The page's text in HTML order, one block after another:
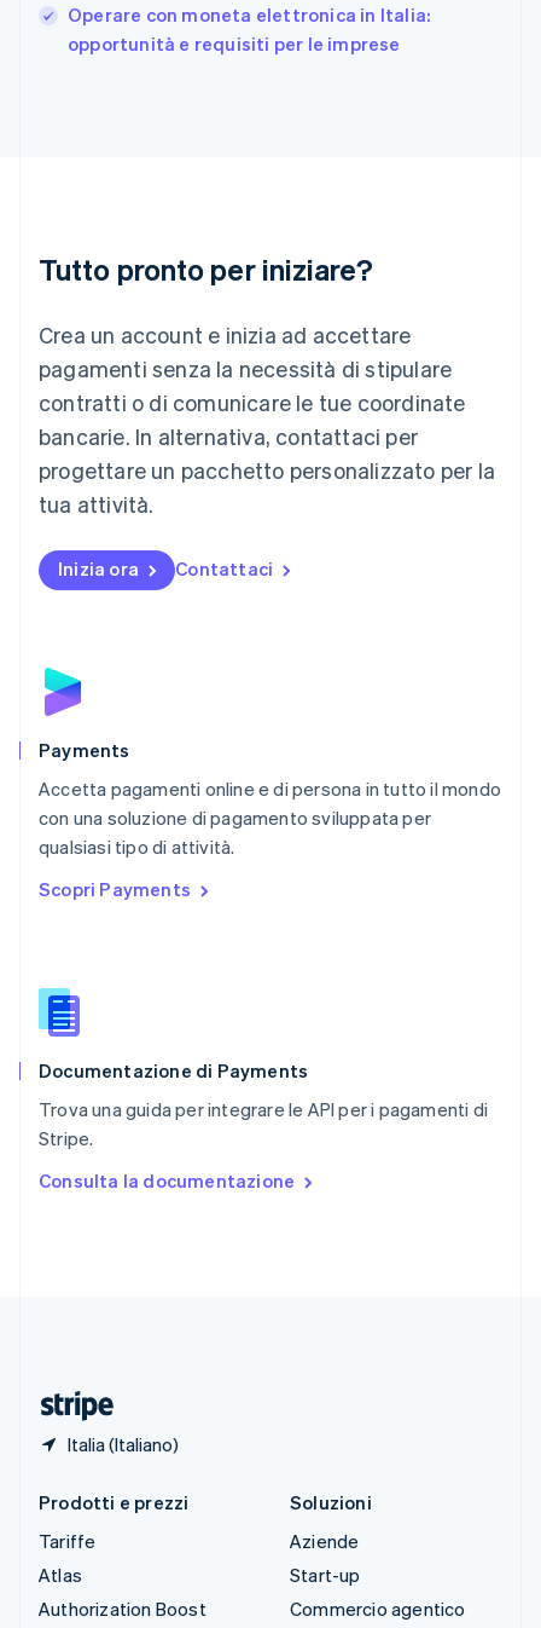
Operare con moneta elettronica in Italia:
opportunità e requisiti per le imprese
Tutto pronto per iniziare?
Crea un account e inizia ad accettare
pagamenti senza la necessità di stipulare
contratti o di comunicare le tue coordinate
bancarie. In alternativa, contattaci per
progettare un pacchetto personalizzato per la
tua attività.
Inizia ora Contattaci
Payments
Accetta pagamenti online e di persona in tutto il mondo
con una soluzione di pagamento sviluppata per
qualsiasi tipo di attività.
Scopri Payments
Documentazione di Payments
Trova una guida per integrare le API per i pagamenti di
Stripe.
Consulta la documentazione
Italia (Italiano)
English
India
English
Lituania
Lussemburgo
Deutsch English
Malaysia
English 简体中文
Malta
Messico
EspañolEnglish
English
Nuova Zelanda
Polonia
English
Português
English简体中文
Regno Unito
English
English
English
Slovacchia
Slovenia
Spagna
Español
English Español简体中文
Prodotti e prezzi
Tariffe
Atlas
Authorization Boost
Soluzioni
Aziende
Start-up
Commercio agentico